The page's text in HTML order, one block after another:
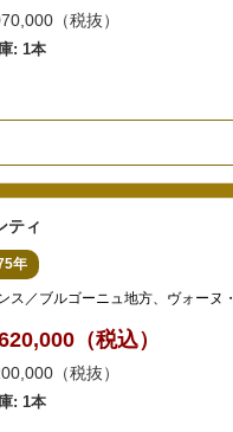
（税抜）
: 1本
ティ
年
ス／ブルゴーニュ地方、ヴォーヌ
（税込）
（税抜）
: 1本